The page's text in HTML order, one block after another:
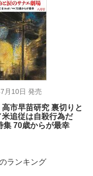
月10日 発売
高市早苗研究 裏切りと
米追従は自殺行為だ
集 70歳からが最幸
ランキング